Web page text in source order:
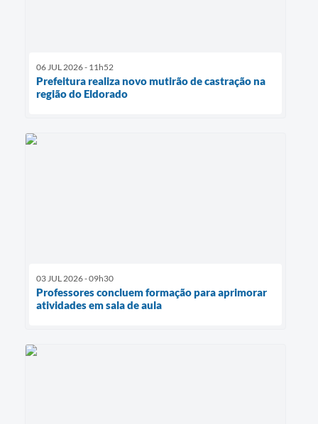
06 JUL 2026 - 11h52
Prefeitura realiza novo mutirão de castração na
região do Eldorado
03 JUL 2026 - 09h30
Professores concluem formação para aprimorar
atividades em sala de aula